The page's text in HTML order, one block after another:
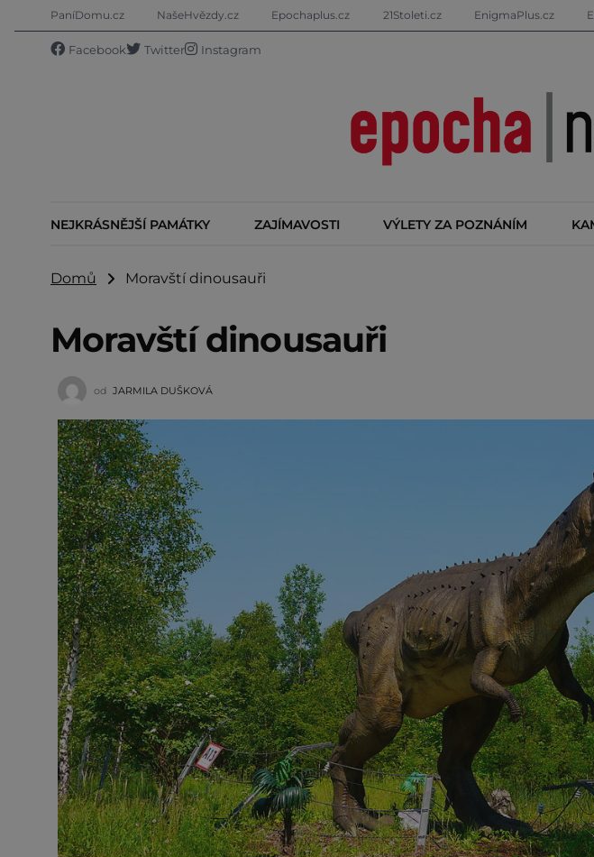
PaníDomu.cz NašeHvězdy.cz Epochaplus.cz 21Stoleti.cz EnigmaPlus.cz
Facebook Twitter Instagram
NEJKRÁSNĚJŠÍ PAMÁTKY ZAJÍMAVOSTI VÝLETY ZA POZNÁNÍM
Domů Moravští dinousauři
Moravští dinousauři
od JARMILA DUŠKOVÁ